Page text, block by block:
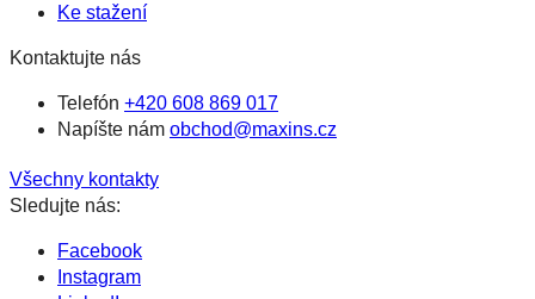
Ke stažení
Kontaktujte nás
Telefón +420 608 869 017
Napíšte nám obchod@maxins.cz
Všechny kontakty
Sledujte nás:
Facebook
Instagram